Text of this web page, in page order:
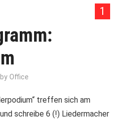
1
byOffice
treffen sich am
schreibe 6 (!) Liedermacher